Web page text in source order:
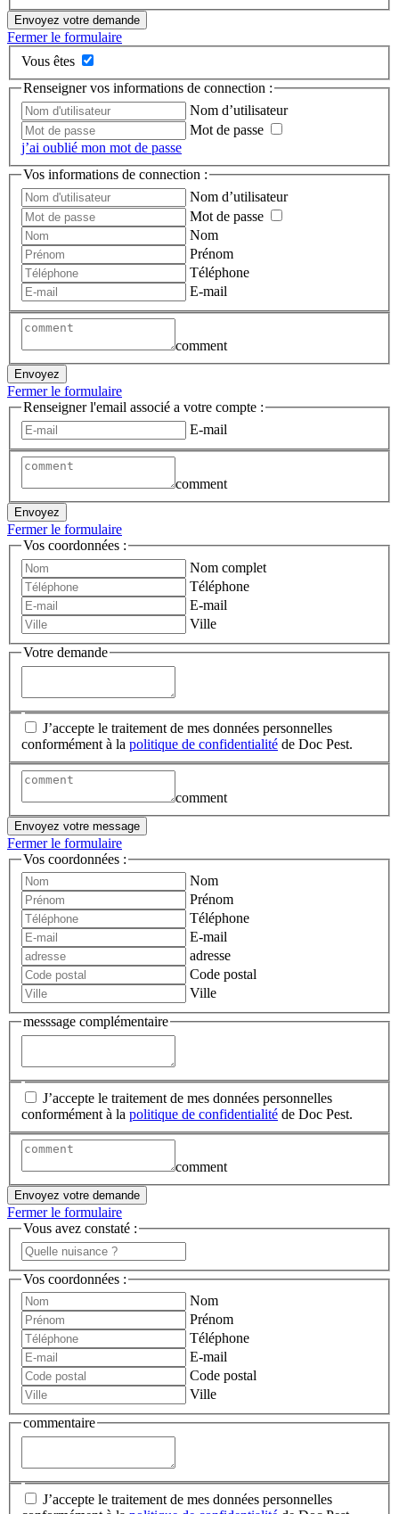
Envoyez votre demande
Fermer le formulaire
Vous êtes
Renseigner vos informations de connection :
Nom d’utilisateur
Mot de passe
j’ai oublié mon mot de passe
Vos informations de connection :
Nom d’utilisateur
Mot de passe
Nom
Prénom
Téléphone
E-mail
comment
Envoyez
Fermer le formulaire
Renseigner l'email associé a votre compte :
E-mail
comment
Envoyez
Fermer le formulaire
Vos coordonnées :
Nom complet
Téléphone
E-mail
Ville
Votre demande
J’accepte le traitement de mes données personnelles
conformément à la politique de confidentialité de Doc Pest.
comment
Envoyez votre message
Fermer le formulaire
Vos coordonnées :
Nom
Prénom
Téléphone
E-mail
adresse
Code postal
Ville
messsage complémentaire
J’accepte le traitement de mes données personnelles
conformément à la politique de confidentialité de Doc Pest.
comment
Envoyez votre demande
Fermer le formulaire
Vous avez constaté :
Vos coordonnées :
Nom
Prénom
Téléphone
E-mail
Code postal
Ville
commentaire
J’accepte le traitement de mes données personnelles